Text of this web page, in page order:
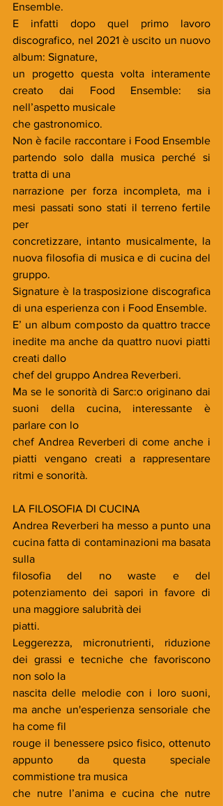
Ensemble.
E infatti dopo quel primo lavoro
discografico, nel 2021 è uscito un nuovo
album: Signature,
un progetto questa volta interamente
creato dai Food Ensemble: sia
nell’aspetto musicale
che gastronomico.
Non è facile raccontare i Food Ensemble
partendo solo dalla musica perché si
tratta di una
narrazione per forza incompleta, ma i
mesi passati sono stati il terreno fertile
per
concretizzare, intanto musicalmente, la
nuova filosofia di musica e di cucina del
gruppo.
Signature è la trasposizione discografica
di una esperienza con i Food Ensemble.
E’ un album composto da quattro tracce
inedite ma anche da quattro nuovi piatti
creati dallo
chef del gruppo Andrea Reverberi.
Ma se le sonorità di Sarc:o originano dai
suoni della cucina, interessante è
parlare con lo
chef Andrea Reverberi di come anche i
piatti vengano creati a rappresentare
ritmi e sonorità.
LA FILOSOFIA DI CUCINA
Andrea Reverberi ha messo a punto una
cucina fatta di contaminazioni ma basata
sulla
filosofia del no waste e del
potenziamento dei sapori in favore di
una maggiore salubrità dei
piatti.
Leggerezza, micronutrienti, riduzione
dei grassi e tecniche che favoriscono
non solo la
nascita delle melodie con i loro suoni,
ma anche un'esperienza sensoriale che
ha come fil
rouge il benessere psico fisico, ottenuto
appunto da questa speciale
commistione tra musica
che nutre l’anima e cucina che nutre